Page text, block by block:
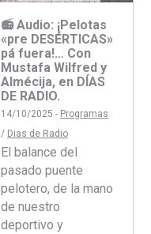
📻 Audio: ¡Pelotas
«pre DESÉRTICAS»
pá fuera!… Con
Mustafa Wilfred y
Almécija, en DÍAS
DE RADIO.
14/10/2025 - Programas
/ Dias de Radio
El balance del
pasado puente
pelotero, de la mano
de nuestro
deportivo y